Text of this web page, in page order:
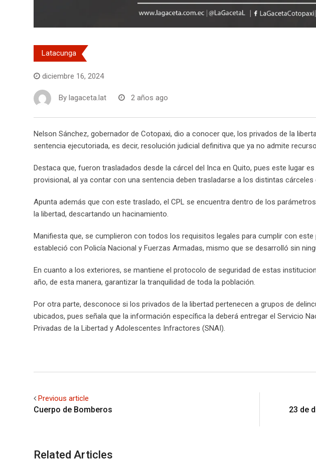
Latacunga
diciembre 16, 2024
By lagaceta.lat 2 años ago
Nelson Sánchez, gobernador de Cotopaxi, dio a conocer que, los privados de la
sentencia ejecutoriada, es decir, resolución judicial definitiva que ya no admite
Destaca que, fueron trasladados desde la cárcel del Inca en Quito, pues este lugar
provisional, al ya contar con una sentencia deben trasladarse a los distintas cárceles
Apunta además que con este traslado, el CPL se encuentra dentro de los
la libertad, descartando un hacinamiento.
Manifiesta que, se cumplieron con todos los requisitos legales para cumplir con
estableció con Policía Nacional y Fuerzas Armadas, mismo que se desarrolló sin
En cuanto a los exteriores, se mantiene el protocolo de seguridad de estas
año, de esta manera, garantizar la tranquilidad de toda la población.
Por otra parte, desconoce si los privados de la libertad pertenecen a grupos de
ubicados, pues señala que la información específica la deberá entregar el Servicio
Privadas de la Libertad y Adolescentes Infractores (SNAI).
Previous article
Cuerpo de Bomberos
23 de
Related Articles